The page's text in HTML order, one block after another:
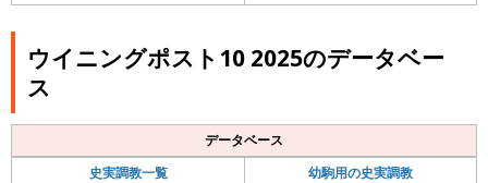
ウイニングポスト10 2025のデータベー
ス
データベース
史実調教一覧
幼駒用の史実調教